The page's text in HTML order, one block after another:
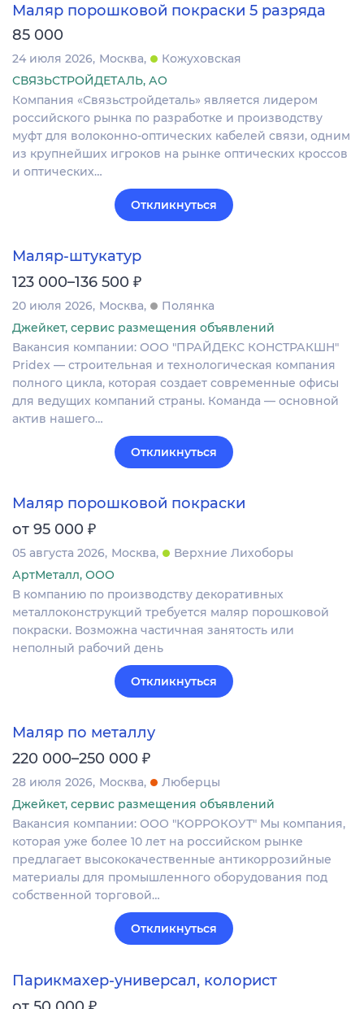
Маляр порошковой покраски 5 разряда
85 000
24 июля 2026 Москва
Кожуховская
СВЯЗЬСТРОЙДЕТАЛЬ, АО
Компания «Связьстройдеталь» является лидером
российского рынка по разработке и производству
муфт для волоконно-оптических кабелей связи, одним
из крупнейших игроков на рынке оптических кроссов
и оптических…
Откликнуться
Маляр-штукатур
123 000–136 500 ₽
20 июля 2026 Москва
Полянка
Джейкет, сервис размещения объявлений
Вакансия компании: ООО "ПРАЙДЕКС КОНСТРАКШН"
Pridex — строительная и технологическая компания
полного цикла, которая создает современные офисы
для ведущих компаний страны. Команда — основной
актив нашего…
Откликнуться
Маляр порошковой покраски
от 95 000 ₽
05 августа 2026 Москва
Верхние Лихоборы
АртМеталл, ООО
В компанию по производству декоративных
металлоконструкций требуется маляр порошковой
покраски. Возможна частичная занятость или
неполный рабочий день
Откликнуться
Маляр по металлу
220 000–250 000 ₽
28 июля 2026 Москва
Люберцы
Джейкет, сервис размещения объявлений
Вакансия компании: ООО "КОРРОКОУТ" Мы компания,
которая уже более 10 лет на российском рынке
предлагает высококачественные антикоррозийные
материалы для промышленного оборудования под
собственной торговой…
Откликнуться
Парикмахер-универсал, колорист
₽